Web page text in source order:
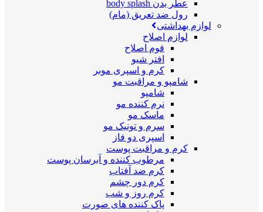
عطر بدن body splash
رول ضد تعریق (مام)
لوازم بهداشتی
لوازم اصلاح
فوم اصلاح
افتر شیو
کرم و اسپری موبر
شامپو و مراقبت مو
شامپو
نرم کننده مو
ماسک مو
سرم و تونیک مو
اسپری دو فاز
کرم و مراقبت پوست
مرطوب کننده و آبرسان پوست
کرم ضد آفتاب
کرم دور چشم
کرم روز و شب
پاک کننده های صورت